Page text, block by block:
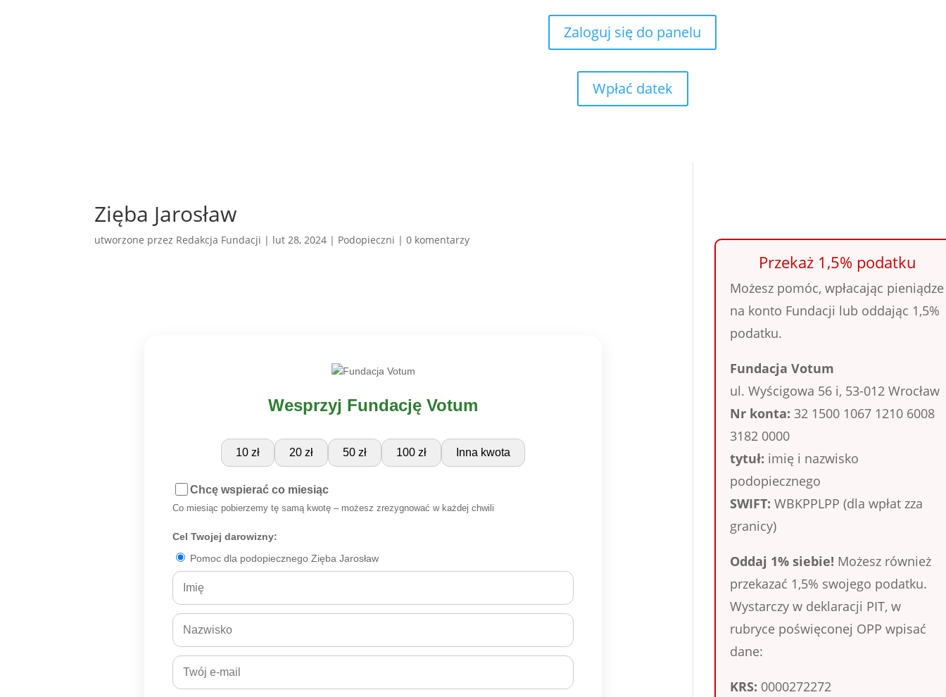
Zaloguj się do panelu
Wpłać datek
Zięba Jarosław
utworzone przez Redakcja Fundacji | lut 28, 2024 | Podopieczni |0 komentarzy
Wesprzyj Fundację Votum
10 zł 20 zł 50 zł 100 zł Inna kwota
Chcę wspierać co miesiąc
Co miesiąc pobierzemy tę samą kwotę – możesz zrezygnować w każdej chwili
Cel Twojej darowizny:
Pomoc dla podopiecznego Zięba Jarosław
Przekaż 1,5% podatku
Możesz pomóc, wpłacając pieniądze
na konto Fundacji lub oddając 1,5%
podatku.
Fundacja Votum
ul. Wyścigowa 56 i, 53-012 Wrocław
Nr konta: 32 1500 1067 1210 6008
3182 0000
tytuł: imię i nazwisko
podopiecznego
SWIFT: WBKPPLPP (dla wpłat zza
granicy)
Oddaj 1% siebie! Możesz również
przekazać 1,5% swojego podatku.
Wystarczy w deklaracji PIT, w
rubryce poświęconej OPP wpisać
dane:
KRS: 0000272272